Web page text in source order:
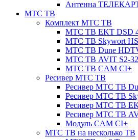
Антенна
МТС ТВ
Комплект МТС ТВ
МТС ТВ EKT DSD
МТС ТВ Skywort
МТС ТВ Dune
МТС ТВ AVIT S2-
МТС ТВ CAM CI+
Ресивер МТС ТВ
Ресивер МТС ТВ
Ресивер МТС ТВ
Ресивер МТС ТВ
Ресивер МТС ТВ
Модуль CAM CI+
МТС ТВ на несколько ТВ